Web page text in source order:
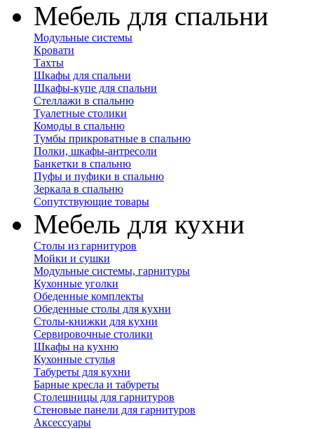
Мебель для спальни
Модульные системы
Кровати
Тахты
Шкафы для спальни
Шкафы-купе для спальни
Стеллажи в спальню
Туалетные столики
Комоды в спальню
Тумбы прикроватные в спальню
Полки, шкафы-антресоли
Банкетки в спальню
Пуфы и пуфики в спальню
Зеркала в спальню
Сопутствующие товары
Мебель для кухни
Столы из гарнитуров
Мойки и сушки
Модульные системы, гарнитуры
Кухонные уголки
Обеденные комплекты
Обеденные столы для кухни
Столы-книжки для кухни
Сервировочные столики
Шкафы на кухню
Кухонные стулья
Табуреты для кухни
Барные кресла и табуреты
Столешницы для гарнитуров
Стеновые панели для гарнитуров
Аксессуары